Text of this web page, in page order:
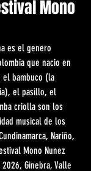
Mono
es el genero
que nacio en
el bambuco (la
el pasillo, el
criolla son los
musical de los
Nariño,
Mono Nunez
Ginebra, Valle